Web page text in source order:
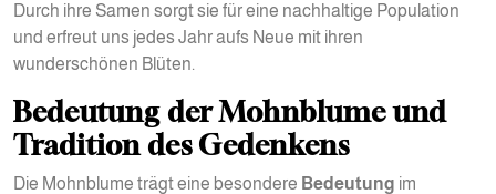
Durch ihre Samen sorgt sie für eine nachhaltige Population
und erfreut uns jedes Jahr aufs Neue mit ihren
wunderschönen Blüten.
Bedeutung der Mohnblume und
Tradition des Gedenkens
Die Mohnblume trägt eine besondere Bedeutung im